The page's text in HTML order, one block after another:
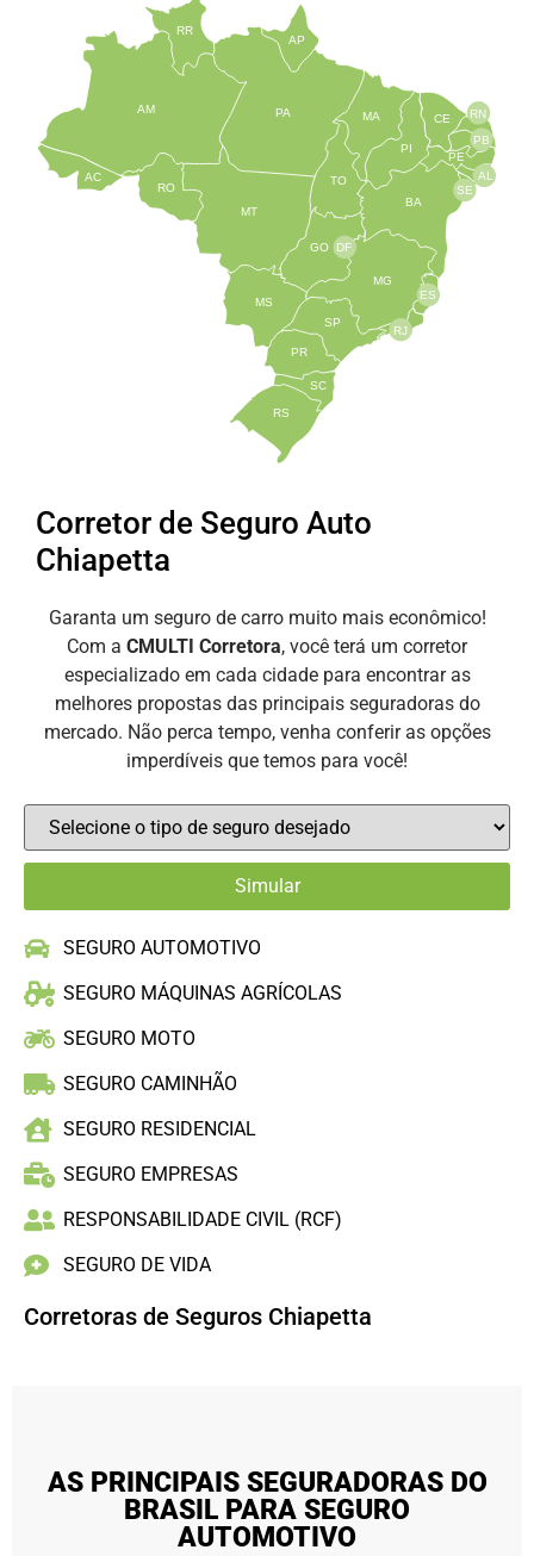
TO
BA
SE
PE
AL
RN
CE
PI
MA
AP
PA
RR
AM
AC
RO
MT
MS
GO
PR
SC
RS
SP
MG
RJ
ES
DF
PB
Corretor de Seguro Auto
Chiapetta
Garanta um seguro de carro muito mais econômico!
Com a CMULTI Corretora, você terá um corretor
especializado em cada cidade para encontrar as
melhores propostas das principais seguradoras do
mercado. Não perca tempo, venha conferir as opções
imperdíveis que temos para você!
SEGURO AUTOMOTIVO
SEGURO MÁQUINAS AGRÍCOLAS
SEGURO MOTO
SEGURO CAMINHÃO
SEGURO RESIDENCIAL
SEGURO EMPRESAS
RESPONSABILIDADE CIVIL (RCF)
SEGURO DE VIDA
Corretoras de Seguros Chiapetta
AS PRINCIPAIS SEGURADORAS DO
BRASIL PARA SEGURO
AUTOMOTIVO